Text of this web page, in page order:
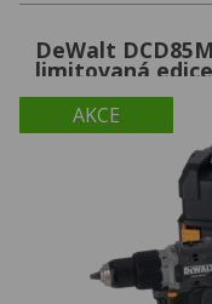
AKCE
DeWalt
limitovaná